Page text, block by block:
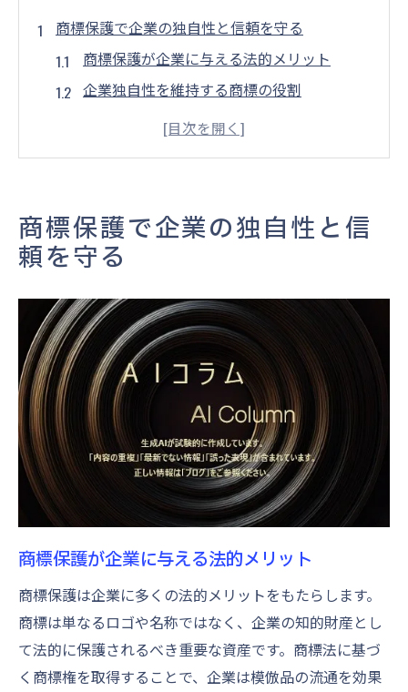
商標保護で企業の独自性と信頼を守る
商標保護が企業に与える法的メリット
企業独自性を維持する商標の役割
消費者信頼を高める商標戦略
商標登録の手続きとその重要性
現代ビジネスにおける商標の重要性と戦略
商標戦略の最新トレンド
商標が企業戦略に与える影響
競争市場での商標活用法
企業価値を高める商標ポートフォリオ
商標戦略における国際的視点
商標の価値評価とその応用
他社との差別化を実現する商標の力
差別化戦略における商標の役割
商標で実現するブランドのユニーク性
競争優位を確立する商標の選定
商標とブランドポジショニングの関係
消費者認知を高める商標活用
市場における商標の競争力
商標保護が企業成長を促す理由
商標保護で企業の独自性と信
頼を守る
商標保護が企業に与える法的メリット
商標保護は企業に多くの法的メリットをもたらします。
商標は単なるロゴや名称ではなく、企業の知的財産とし
て法的に保護されるべき重要な資産です。商標法に基づ
く商標権を取得することで、企業は模倣品の流通を効果